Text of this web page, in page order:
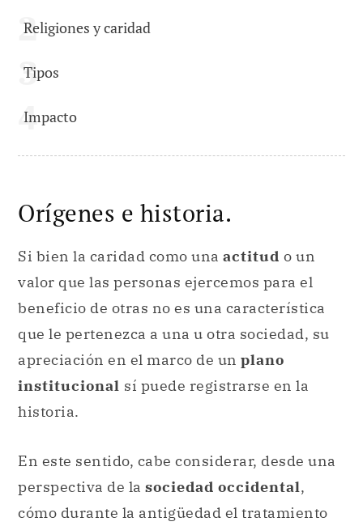
Religiones y caridad
Tipos
Impacto
Orígenes e historia.
Si bien la caridad como una actitud o un
valor que las personas ejercemos para el
beneficio de otras no es una característica
que le pertenezca a una u otra sociedad, su
apreciación en el marco de un plano
institucional sí puede registrarse en la
historia.
En este sentido, cabe considerar, desde una
perspectiva de la sociedad occidental,
cómo durante la antigüedad el tratamiento